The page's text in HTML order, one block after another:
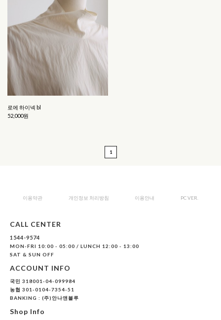
로에 하이넥 bl
52,000원
1
이용약관 개인정보 처리방침 이용안내 PC VER.
CALL CENTER
1544-9574
MON-FRI 10:00 - 05:00 / LUNCH 12:00 - 13:00
SAT & SUN OFF
ACCOUNT INFO
국민 318001-04-099984
농협 301-0104-7354-51
BANKING : (주)안나앤블루
Shop Info